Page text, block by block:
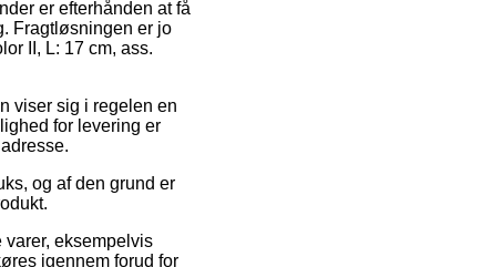
er efterhånden at få
Fragtløsningen er jo
II, L: 17 cm, ass.
viser sig i regelen en
for levering er
og af den grund er
eksempelvis
igennem forud for